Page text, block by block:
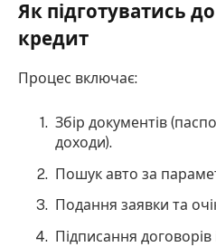
Як підготуватись
кредит
Процес включає:
Збір документів
доходи).
Пошук авто за
Подання заявки та
Підписання